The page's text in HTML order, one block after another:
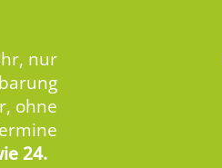
nur
ohne
24.